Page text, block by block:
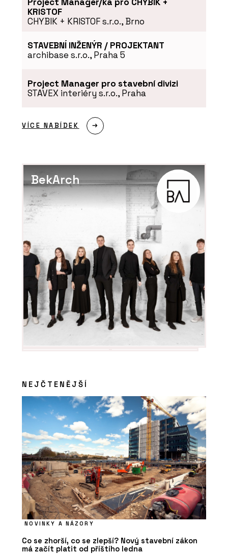
KRISTOF
CHYBIK + KRISTOF s.r.o., Brno
STAVEBNÍ INŽENÝR / PROJEKTANT
archibase s.r.o., Praha 5
Project Manager pro stavební divizi
STAVEX interiéry s.r.o., Praha
VÍCE NABÍDEK
BekArch
NEJČTENĚJŠÍ
NOVINKY A NÁZORY
Co se zhorší, co se zlepší? Nový stavební zákon
má začít platit od příštího ledna